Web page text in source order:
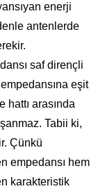
enerji
antenlerde
saf dirençli
eşit
hattı arasında
Tabii ki,
Çünkü
empedansı hem
karakteristik